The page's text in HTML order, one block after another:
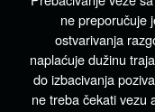
ne preporučuje
ostvarivanja
naplaćuje dužinu
do izbacivanja
ne treba čekati vezu